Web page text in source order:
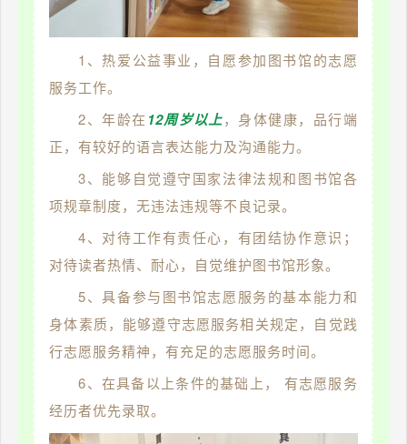
1、热爱公益事业，自愿参加图书馆的志愿
服务工作。
2、年龄在 12周岁以上，身体健康，品行端
正，有较好的语言表达能力及沟通能力。
3、能够自觉遵守国家法律法规和图书馆各
项规章制度，无违法违规等不良记录。
4、对待工作有责任心，有团结协作意识；
对待读者热情、耐心，自觉维护图书馆形象。
5、具备参与图书馆志愿服务的基本能力和
身体素质，能够遵守志愿服务相关规定，自觉践
行志愿服务精神，有充足的志愿服务时间。
6、在具备以上条件的基础上， 有志愿服务
经历者优先录取。